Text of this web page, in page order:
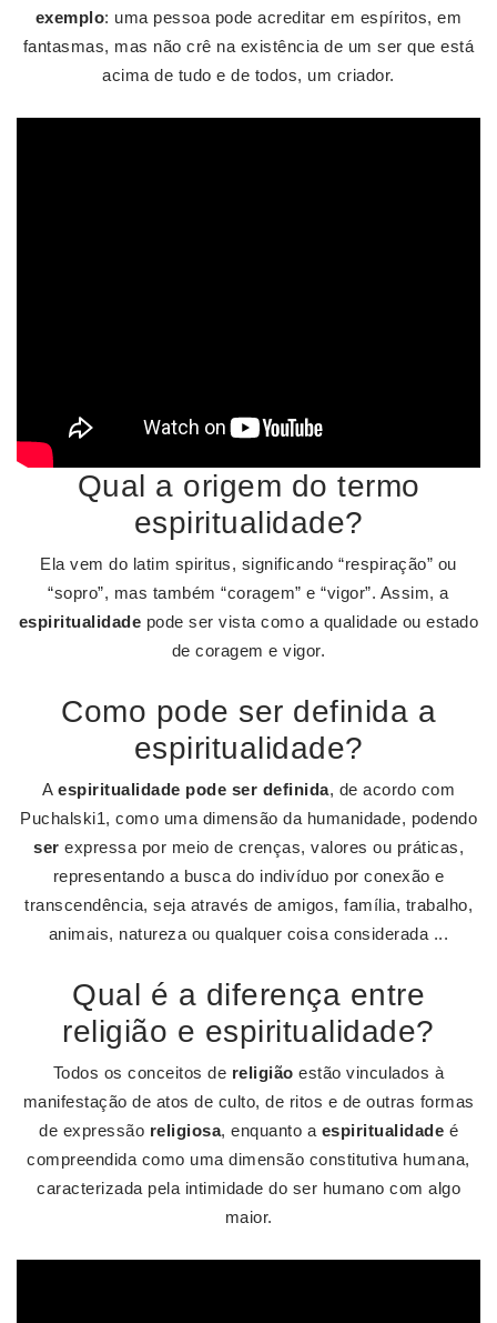
exemplo: uma pessoa pode acreditar em espíritos, em
fantasmas, mas não crê na existência de um ser que está
acima de tudo e de todos, um criador.
Qual a origem do termo
espiritualidade?
Ela vem do latim spiritus, significando “respiração” ou
“sopro”, mas também “coragem” e “vigor”. Assim, a
espiritualidade pode ser vista como a qualidade ou estado
de coragem e vigor.
Como pode ser definida a
espiritualidade?
A espiritualidade pode ser definida, de acordo com
Puchalski1, como uma dimensão da humanidade, podendo
ser expressa por meio de crenças, valores ou práticas,
representando a busca do indivíduo por conexão e
transcendência, seja através de amigos, família, trabalho,
animais, natureza ou qualquer coisa considerada ...
Qual é a diferença entre
religião e espiritualidade?
Todos os conceitos de religião estão vinculados à
manifestação de atos de culto, de ritos e de outras formas
de expressão religiosa, enquanto a espiritualidade é
compreendida como uma dimensão constitutiva humana,
caracterizada pela intimidade do ser humano com algo
maior.